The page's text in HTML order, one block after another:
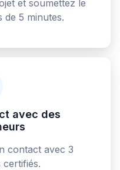
et soumettez le
de 5 minutes.
avec des
contact avec 3